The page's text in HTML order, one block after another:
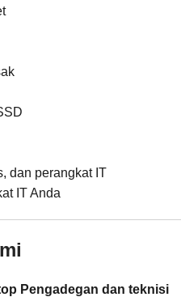
dan perangkat IT
IT Anda
Pengadegan dan teknisi